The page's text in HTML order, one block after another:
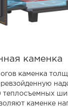
каменка
каменка
теплосъемных
каменке